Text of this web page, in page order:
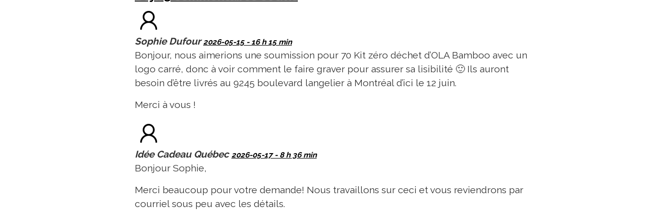
Sophie Dufour2026-05-15 - 16 h 15 min
Bonjour, nous aimerions une soumission pour 70 Kit zéro déchet d’OLA Bamboo avec un
logo carré, donc à voir comment le faire graver pour assurer sa lisibilité 🙂 Ils auront
besoin d’être livrés au 9245 boulevard langelier à Montréal d’ici le 12 juin.
Merci à vous !
Idée Cadeau Québec 2026-05-17 - 8 h 36 min
Bonjour Sophie,
Merci beaucoup pour votre demande! Nous travaillons sur ceci et vous reviendrons par
courriel sous peu avec les détails.